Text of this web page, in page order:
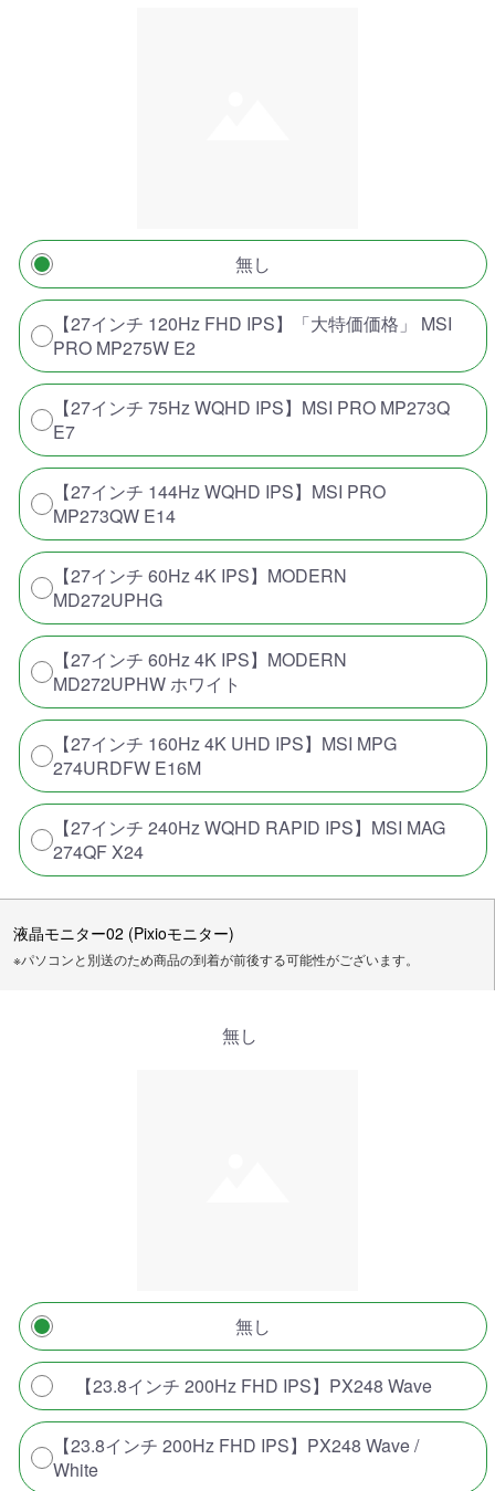
無し
【27インチ 120Hz FHD IPS】「大特価価格」 MSI
PRO MP275W E2
【27インチ 75Hz WQHD IPS】MSI PRO MP273Q
E7
【27インチ 144Hz WQHD IPS】MSI PRO
MP273QW E14
【27インチ 60Hz 4K IPS】MODERN
MD272UPHG
【27インチ 60Hz 4K IPS】MODERN
MD272UPHW ホワイト
【27インチ 160Hz 4K UHD IPS】MSI MPG
274URDFW E16M
【27インチ 240Hz WQHD RAPID IPS】MSI MAG
274QF X24
液晶モニター02 (Pixioモニター)
※パソコンと別送のため商品の到着が前後する可能性がございます。
無し
無し
【23.8インチ 200Hz FHD IPS】PX248 Wave
【23.8インチ 200Hz FHD IPS】PX248 Wave /
White